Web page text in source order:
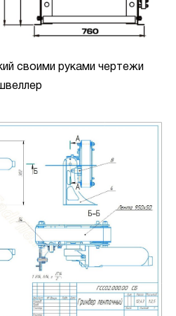
своими руками чертежи